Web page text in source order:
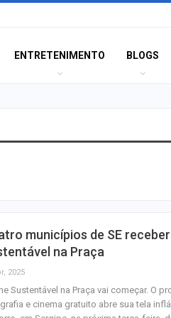
ENTRETENIMENTO BLOGS
municípios de SE
na Praça
2025
Sustentável na Praça vai começar. O
e cinema gratuito abre sua tela